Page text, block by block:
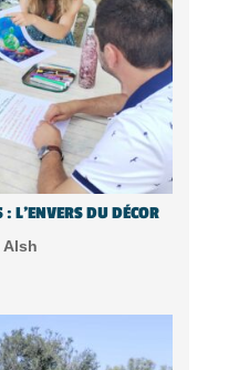
L’ENVERS DU DÉCOR
Alsh